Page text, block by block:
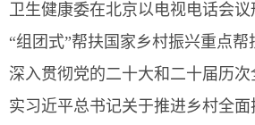
卫生健康委在北京以电视电话会
“组团式”帮扶国家乡村振兴重点帮
深入贯彻党的二十大和二十届历
实习近平总书记关于推进乡村全面